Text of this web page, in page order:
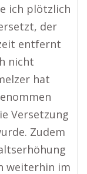
ich plötzlich
der
entfernt
nicht
hat
Versetzung
Zudem
weiterhin im